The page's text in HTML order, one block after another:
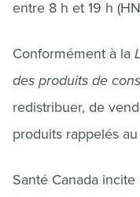
entre 8 h et 19 h
Conformément à la
des produits de
redistribuer, de
produits rappelés au
Santé Canada